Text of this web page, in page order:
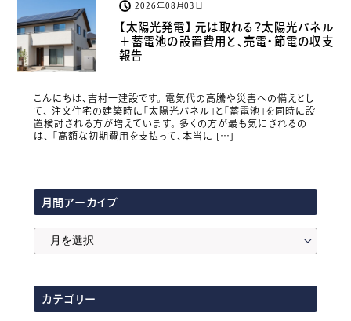
2026年08月03日
【太陽光発電】 元は取れる？太陽光パネル
＋蓄電池の設置費用と、売電・節電の収支
報告
こんにちは、吉村一建設です。 電気代の高騰や災害への備えとし
て、 注文住宅の建築時に「太陽光パネル」と「蓄電池」を同時に設
置検討される方が増えています。 多くの方が最も気にされるの
は、 「高額な初期費用を支払って、本当に […]
月間アーカイブ
ア
ー
カテゴリー